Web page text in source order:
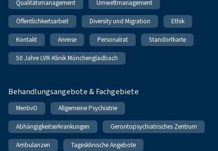
Qualitätsmanagement Umweltmanagement
Öffentlichkeitsarbeit Diversity und Migration Ethik
Kontakt Anreise Personalrat Standortkarte
50 Jahre LVR-Klinik Mönchengladbach
Behandlungsangebote & Fachgebiete
MentivO Allgemeine Psychiatrie
Abhängigkeitserkrankungen Gerontopsychiatrisches Zentrum
Ambulanzen Tagesklinische Angebote